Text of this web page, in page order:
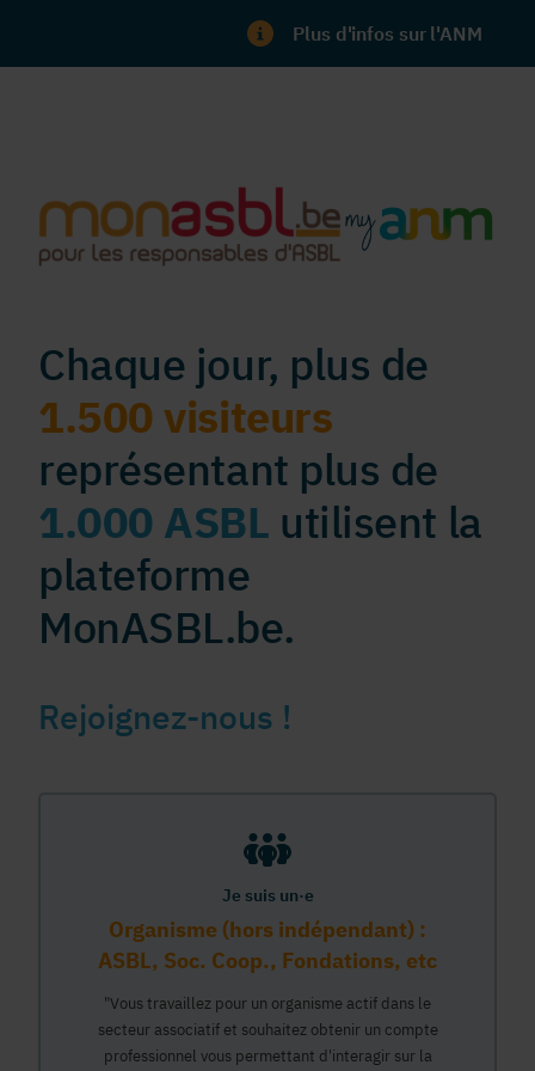
Plus d'infos sur l'ANM
Chaque jour, plus de
1.500 visiteurs
représentant plus de
1.000 ASBL utilisent la
plateforme
MonASBL.be.
Rejoignez-nous !
Je suis un·e
Organisme (hors indépendant) :
ASBL, Soc. Coop., Fondations, etc
"Vous travaillez pour un organisme actif dans le
secteur associatif et souhaitez obtenir un compte
professionnel vous permettant d'interagir sur la